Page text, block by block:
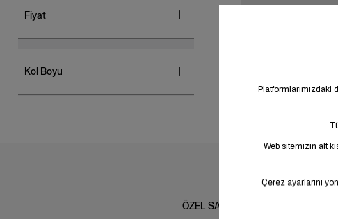
Fiyat
Kol Boyu
ÖZEL SAYFALAR